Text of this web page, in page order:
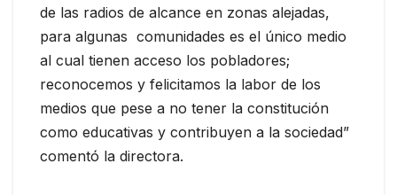
de las radios de alcance en zonas alejadas,
para algunas comunidades es el único medio
al cual tienen acceso los pobladores;
reconocemos y felicitamos la labor de los
medios que pese a no tener la constitución
como educativas y contribuyen a la sociedad”
comentó la directora.